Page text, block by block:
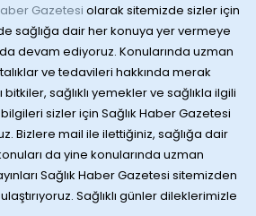
Gazetesi olarak sitemizde sizler için
sağlığa dair her konuya yer vermeye
da devam ediyoruz. Konularında uzman
ve tedavileri hakkında merak
bitkiler, sağlıklı yemekler ve sağlıkla ilgili
sizler için Sağlık Haber Gazetesi
Bizlere mail ile ilettiğiniz, sağlığa dair
da yine konularında uzman
Sağlık Haber Gazetesi sitemizden
Sağlıklı günler dileklerimizle